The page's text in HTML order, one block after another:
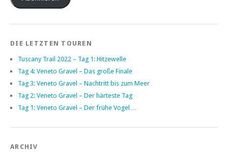
DIE LETZTEN TOUREN
Tuscany Trail 2022 – Tag 1: Hitzewelle
Tag 4: Veneto Gravel – Das große Finale
Tag 3: Veneto Gravel – Nachtritt bis zum Meer
Tag 2: Veneto Gravel – Der härteste Tag
Tag 1: Veneto Gravel – Der frühe Vogel…
ARCHIV